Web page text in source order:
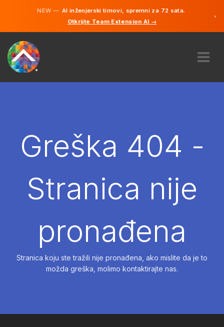
NEW —AI inženjerski timovi, spremni za 72 sata.
Otkrijte Team Extension AI →
×
NAJAMGreška 404 -
Stranica nije
pronađena
Stranica koju ste tražili nije pronađena, ako mislite da je to
možda greška, molimo kontaktirajte nas.